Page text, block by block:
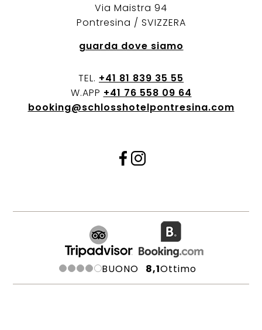
Via Maistra 94
Pontresina / SVIZZERA
guarda dove siamo
TEL. +41 81 839 35 55
W.APP +41 76 558 09 64
booking@schlosshotelpontresina.com
BUONO 8,1Ottimo